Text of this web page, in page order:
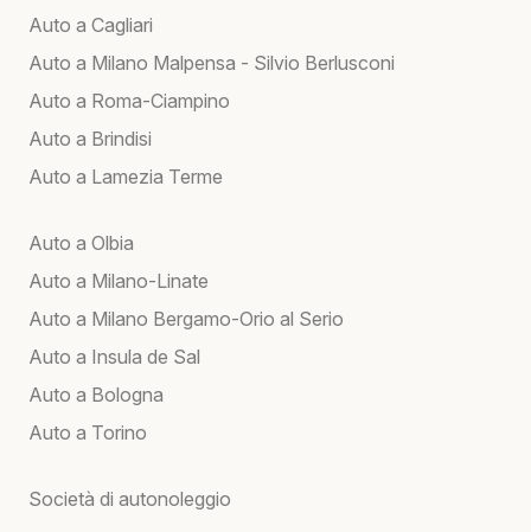
Auto a Cagliari
Auto a Milano Malpensa - Silvio Berlusconi
Auto a Roma-Ciampino
Auto a Brindisi
Auto a Lamezia Terme
Auto a Olbia
Auto a Milano-Linate
Auto a Milano Bergamo-Orio al Serio
Auto a Insula de Sal
Auto a Bologna
Auto a Torino
Società di autonoleggio